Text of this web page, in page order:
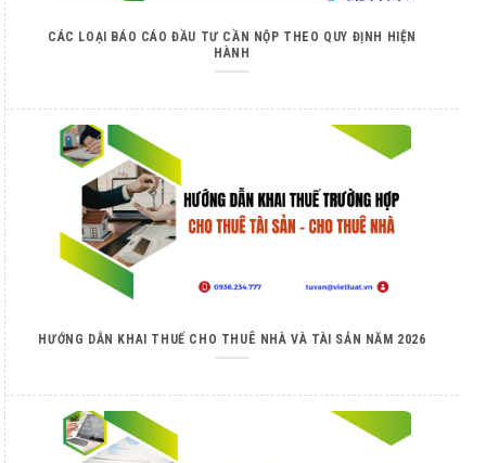
CÁC LOẠI BÁO CÁO ĐẦU TƯ CẦN NỘP THEO QUY ĐỊNH HIỆN
HÀNH
HƯỚNG DẪN KHAI THUẾ CHO THUÊ NHÀ VÀ TÀI SẢN NĂM 2026